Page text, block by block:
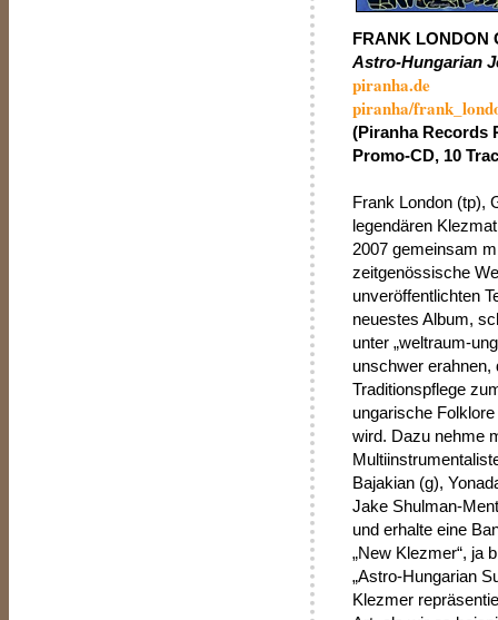
FRANK LONDON
Astro-Hungarian
piranha.de
piranha/
(Piranha Records
Promo-CD, 10
Frank London (tp),
legendären
2007 gemeinsam
zeitgenössische
unveröffentlichten
neuestes Album,
unter „weltraum-
unschwer
Traditionspflege
ungarische
wird. Dazu nehme
Bajakian (g),
Jake Shulman-
und erhalte eine
„New Klezmer“, ja
„Astro-Hungarian
Klezmer